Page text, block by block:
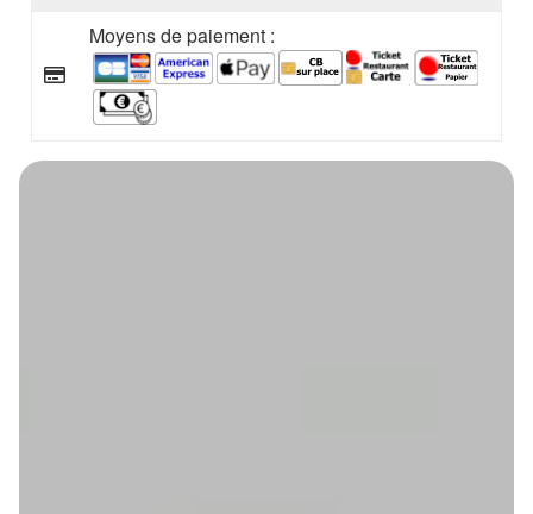
Moyens de paiement :